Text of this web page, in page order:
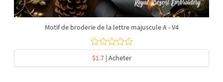
Motif de broderie de la lettre majuscule A - V4
$1.7| Acheter